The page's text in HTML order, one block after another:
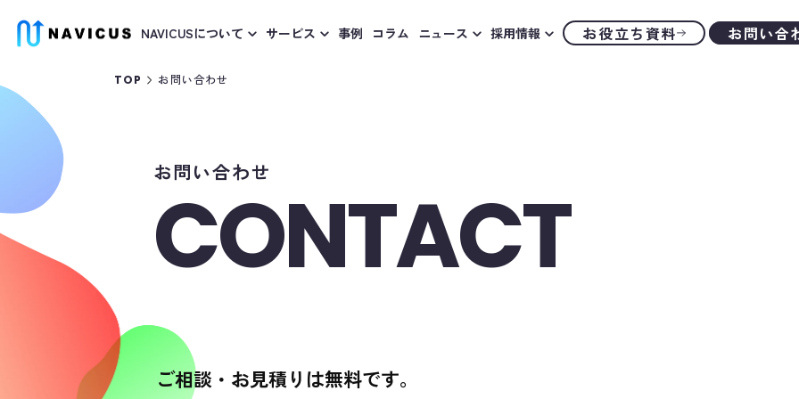
NAVICUSについて サービス 事例 コラム ニュース 採用情報 お役立ち資料 お問い合
TOP お問い合わせ
お問い合わせ
CONTACT
ご相談・お見積りは無料です。